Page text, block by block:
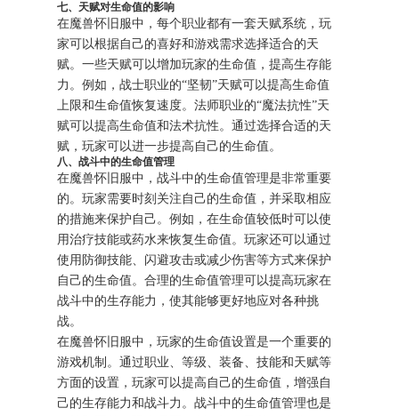
七、天赋对生命值的影响
在魔兽怀旧服中，每个职业都有一套天赋系统，玩
家可以根据自己的喜好和游戏需求选择适合的天
赋。一些天赋可以增加玩家的生命值，提高生存能
力。例如，战士职业的“坚韧”天赋可以提高生命值
上限和生命值恢复速度。法师职业的“魔法抗性”天
赋可以提高生命值和法术抗性。通过选择合适的天
赋，玩家可以进一步提高自己的生命值。
八、战斗中的生命值管理
在魔兽怀旧服中，战斗中的生命值管理是非常重要
的。玩家需要时刻关注自己的生命值，并采取相应
的措施来保护自己。例如，在生命值较低时可以使
用治疗技能或药水来恢复生命值。玩家还可以通过
使用防御技能、闪避攻击或减少伤害等方式来保护
自己的生命值。合理的生命值管理可以提高玩家在
战斗中的生存能力，使其能够更好地应对各种挑
战。
在魔兽怀旧服中，玩家的生命值设置是一个重要的
游戏机制。通过职业、等级、装备、技能和天赋等
方面的设置，玩家可以提高自己的生命值，增强自
己的生存能力和战斗力。战斗中的生命值管理也是